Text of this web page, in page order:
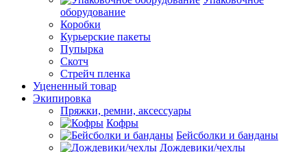
оборудование
Коробки
Курьерские пакеты
Пупырка
Скотч
Стрейч пленка
Уцененный товар
Экипировка
Пряжки, ремни, аксессуары
Кофры
Бейсболки и банданы
Дождевики/чехлы